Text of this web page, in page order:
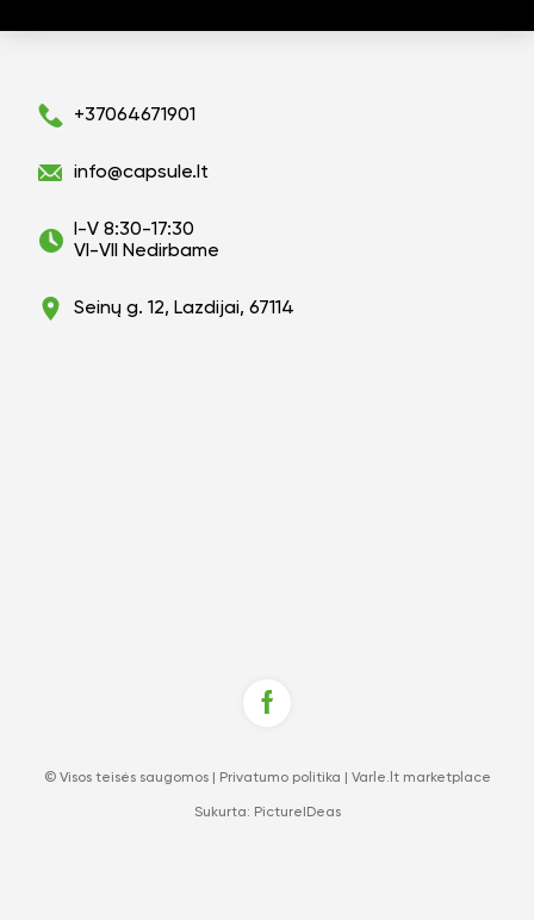
+37064671901
info@capsule.lt
I-V 8:30-17:30
VI-VII Nedirbame
Seinų g. 12, Lazdijai, 67114
© Visos teisės saugomos | Privatumo politika Varle.lt marketplace
Sukurta: PictureIDeas